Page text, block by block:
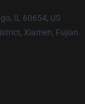
IL 60654, US
Xiamen, Fujian